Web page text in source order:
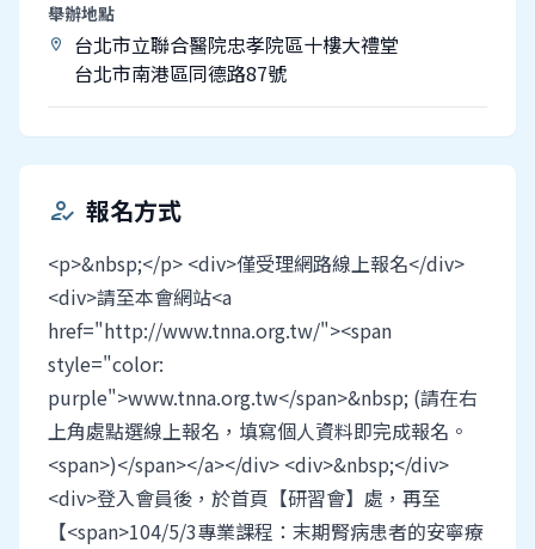
舉辦地點
location_on
台北市立聯合醫院忠孝院區十樓大禮堂
台北市南港區同德路87號
how_to_reg 報名方式
<p>&nbsp;</p> <div>僅受理網路線上報名</div>
<div>請至本會網站<a
href="http://www.tnna.org.tw/"><span
style="color:
purple">www.tnna.org.tw</span>&nbsp; (請在右
上角處點選線上報名，填寫個人資料即完成報名。
<span>)</span></a></div> <div>&nbsp;</div>
<div>登入會員後，於首頁【研習會】處，再至
【<span>104/5/3專業課程：末期腎病患者的安寧療